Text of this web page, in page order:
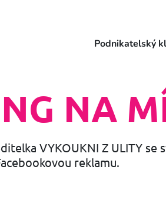
Podnikatelský
NA
VYKOUKNI Z ULITY se
reklamu.